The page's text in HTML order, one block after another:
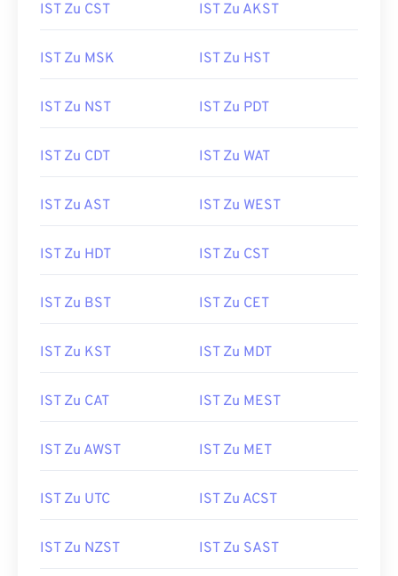
IST Zu CST IST Zu AKST
IST Zu MSK IST Zu HST
IST Zu NST IST Zu PDT
IST Zu CDT IST Zu WAT
IST Zu AST IST Zu WEST
IST Zu HDT IST Zu CST
IST Zu BST IST Zu CET
IST Zu KST IST Zu MDT
IST Zu CAT IST Zu MEST
IST Zu AWST IST Zu MET
IST Zu UTC IST Zu ACST
IST Zu NZST IST Zu SAST